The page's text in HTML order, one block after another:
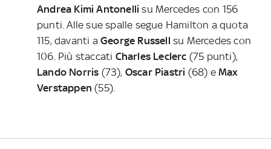
Andrea Kimi Antonellisu Mercedes con 156
punti. Alle sue spalle segue Hamilton a quota
115, davanti a George Russell su Mercedes con
106. Più staccati Charles Leclerc (75 punti),
Lando Norris (73), Oscar Piastri (68) eMax
Verstappen (55).